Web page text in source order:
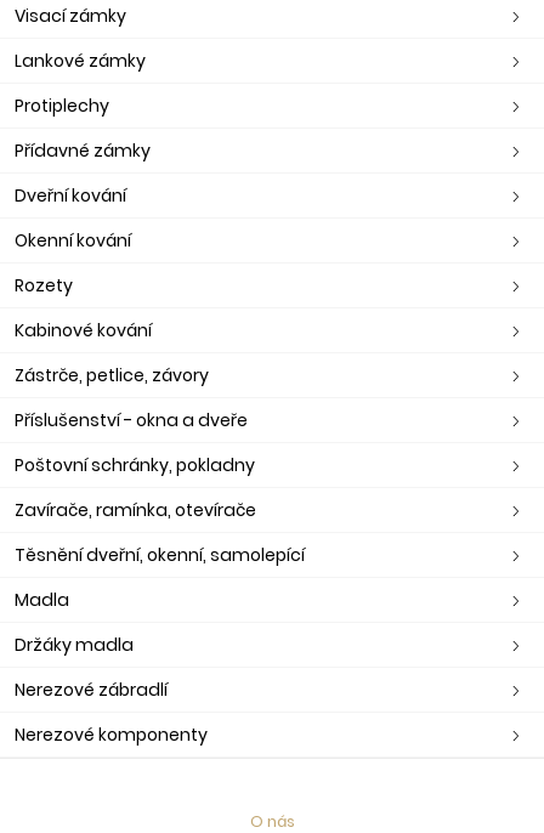
Visací zámky
Lankové zámky
Protiplechy
Přídavné zámky
Dveřní kování
Okenní kování
Rozety
Kabinové kování
Zástrče, petlice, závory
Příslušenství - okna a dveře
Poštovní schránky, pokladny
Zavírače, ramínka, otevírače
Těsnění dveřní, okenní, samolepící
Madla
Držáky madla
Nerezové zábradlí
Nerezové komponenty
O nás